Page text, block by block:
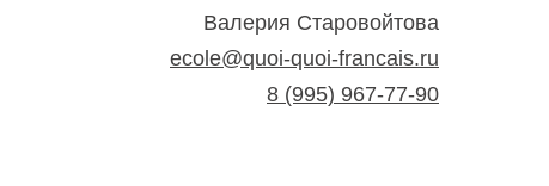
Валерия Старовойтова
ecole@quoi-quoi-francais.ru
8 (995) 967-77-90